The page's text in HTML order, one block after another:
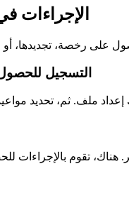
الإجراءات
التسجيل